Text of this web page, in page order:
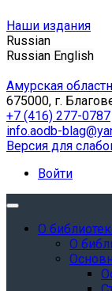
Наши издания
Russian
Russian English
Амурская
675000, г.
+7 (416) 277-0787
info.aodb-
Версия для
Войти
О
О